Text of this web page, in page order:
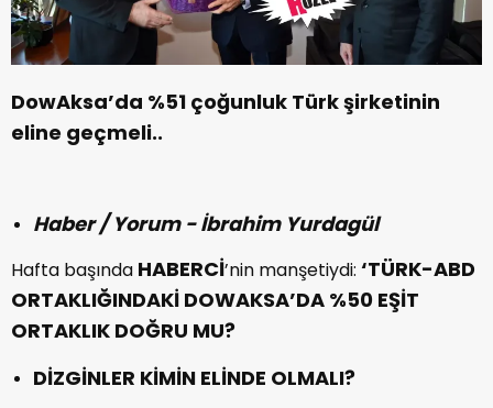
DowAksa’da %51 çoğunluk Türk şirketinin
eline geçmeli..
Haber / Yorum - İbrahim Yurdagül
Hafta başında HABERCİ’nin manşetiydi: ‘TÜRK-ABD
ORTAKLIĞINDAKİ DOWAKSA’DA %50 EŞİT
ORTAKLIK DOĞRU MU?
DİZGİNLER KİMİN ELİNDE OLMALI?